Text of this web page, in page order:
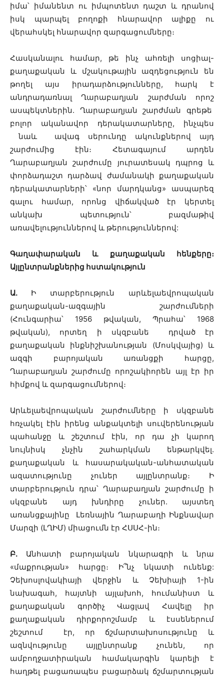
իմա՝ իմանենտ ու իմպոտենտ դաշտ և դրանով
իսկ պարպել բողոքի հնարավոր ալիքը ու
վերահսկել հնարավոր զարգացումները։
Հասկանալու համար, թե ինչ ահռելի սոցիալ-
քաղաքական և մշակութային ազդեցություն են
թողել այս իրադարձությունները, հարկ է
անդրադառնալ Ղարաբաղյան շարժման որոշ
ասպեկտներին. Ղարաբաղյան շարժման գրեթե
բոլոր ականավոր դերակատարները, ինչպես
նաև ավագ սերունդը ակունքներով այդ
շարժումից էին։ Հետագայում արդեն
Ղարաբաղյան շարժումը յուրատեսակ դպրոց և
փորձադաշտ դարձավ ժամանակի քաղաքական
դերակատարների՝ «նոր մարդկանց» ասպարեզ
գալու համար, որոնց վիճակված էր կերտել
անկախ պետություն՝ բազմաթիվ
առավելություններով և թերություններով:
Գաղափարական և քաղաքական հենքերը։
Այլընտրանքներից հստակություն
Ա․ Ի տարբերություն արևելաեվրոպական
քաղաքական-ազգային շարժումների
(Հունգարիա՝ 1956 թվական, Պրահա՝ 1968
թվական), որտեղ ի սկզբանե դրված էր
քաղաքական ինքնիշխանության (Մոսկվայից) և
ազգի բարոյական առանցքի հարցը,
Ղարաբաղյան շարժումը որոշակիորեն այլ էր իր
հիմքով և զարգացումներով։
Արևելաեվրոպական շարժումները ի սկզբանե
հռչակել էին իրենց անքակտելի սուվերենության
պահանջը և շեշտում էին, որ դա չի կարող
նույնիսկ չնչին շահարկման ենթարկվել.
քաղաքական և հասարակական-անհատական
ազատությունը չուներ այլընտրանք։ Ի
տարբերություն դրա՝ Ղարաբաղյան շարժումը ի
սկզբանե այդ խնդիրը չուներ. այստեղ
առանցքայինը Լեռնային Ղարաբաղի Ինքնավար
Մարզի (ԼՂԻՄ) միացումն էր ՀՍՍՀ-ին։
Բ․ Անհատի բարոյական նկարագրի և նրա
«մաքրության» հարցը։ Ի՞նչ նկատի ունենք:
Չեխոսլովակիայի վերջին և Չեխիայի 1-ին
նախագահ, հայտնի այլախոհ, հումանիստ և
քաղաքական գործիչ Վացլավ Հավելը իր
քաղաքական դիրքորոշմամբ և էսսեներում
շեշտում էր, որ ճշմարտախոսությունը և
ազնվությունը այլընտրանք չունեն, որ
ամբողջատիրական համակարգին կարելի է
հաղթել բացառապես բացարձակ ճշմարտության